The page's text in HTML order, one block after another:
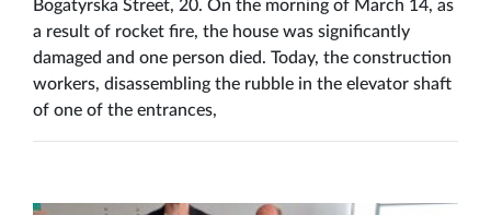
Bogatyrska Street, 20. On the morning of March 14, as
a result of rocket fire, the house was significantly
damaged and one person died. Today, the construction
workers, disassembling the rubble in the elevator shaft
of one of the entrances,